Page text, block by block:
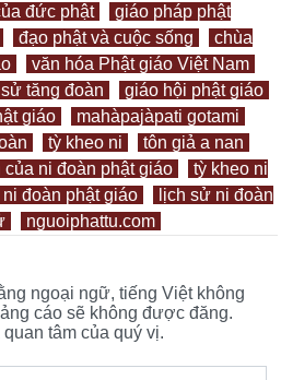
đức phật
giáo pháp phật
đạo phật và cuộc sống
chùa
văn hóa Phật giáo Việt Nam
sử tăng đoàn
giáo hội phật giáo
giáo
mahàpajàpati gotami
tỳ kheo ni
tôn giả a nan
ni đoàn phật giáo
tỳ kheo ni
ni đoàn phật giáo
lịch sử ni đoàn
nguoiphattu.com
ngoại ngữ, tiếng Việt không
cáo sẽ không được đăng.
tâm của quý vị.